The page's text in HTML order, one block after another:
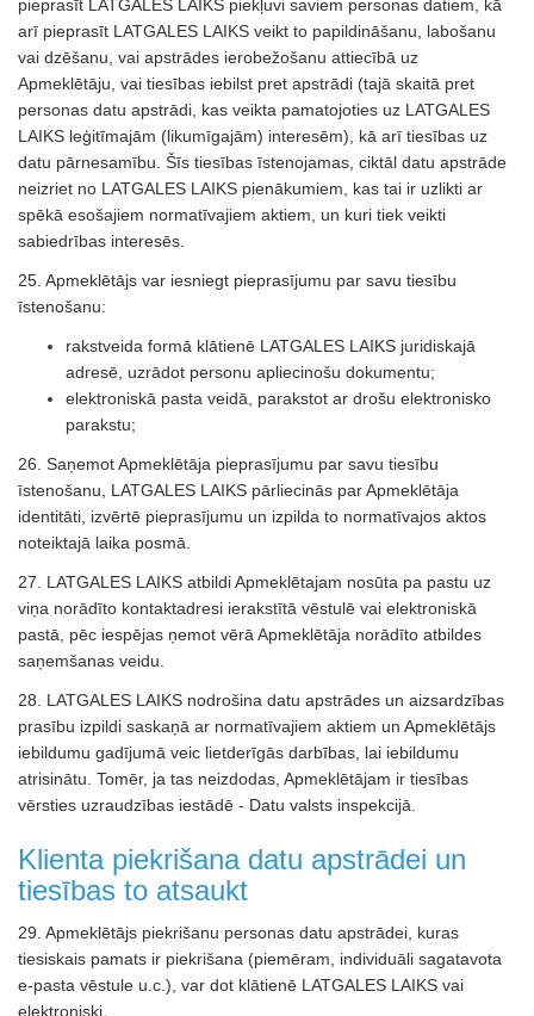
pieprasīt LATGALES LAIKS piekļuvi saviem personas datiem, kā
arī pieprasīt LATGALES LAIKS veikt to papildināšanu, labošanu
vai dzēšanu, vai apstrādes ierobežošanu attiecībā uz
Apmeklētāju, vai tiesības iebilst pret apstrādi (tajā skaitā pret
personas datu apstrādi, kas veikta pamatojoties uz LATGALES
LAIKS leģitīmajām (likumīgajām) interesēm), kā arī tiesības uz
datu pārnesamību. Šīs tiesības īstenojamas, ciktāl datu apstrāde
neizriet no LATGALES LAIKS pienākumiem, kas tai ir uzlikti ar
spēkā esošajiem normatīvajiem aktiem, un kuri tiek veikti
sabiedrības interesēs.
25. Apmeklētājs var iesniegt pieprasījumu par savu tiesību
īstenošanu:
rakstveida formā klātienē LATGALES LAIKS juridiskajā
adresē, uzrādot personu apliecinošu dokumentu;
elektroniskā pasta veidā, parakstot ar drošu elektronisko
parakstu;
26. Saņemot Apmeklētāja pieprasījumu par savu tiesību
īstenošanu, LATGALES LAIKS pārliecinās par Apmeklētāja
identitāti, izvērtē pieprasījumu un izpilda to normatīvajos aktos
noteiktajā laika posmā.
27. LATGALES LAIKS atbildi Apmeklētajam nosūta pa pastu uz
viņa norādīto kontaktadresi ierakstītā vēstulē vai elektroniskā
pastā, pēc iespējas ņemot vērā Apmeklētāja norādīto atbildes
saņemšanas veidu.
28. LATGALES LAIKS nodrošina datu apstrādes un aizsardzības
prasību izpildi saskaņā ar normatīvajiem aktiem un Apmeklētājs
iebildumu gadījumā veic lietderīgās darbības, lai iebildumu
atrisinātu. Tomēr, ja tas neizdodas, Apmeklētājam ir tiesības
vērsties uzraudzības iestādē - Datu valsts inspekcijā.
Klienta piekrišana datu apstrādei un
tiesības to atsaukt
29. Apmeklētājs piekrišanu personas datu apstrādei, kuras
tiesiskais pamats ir piekrišana (piemēram, individuāli sagatavota
e-pasta vēstule u.c.), var dot klātienē LATGALES LAIKS vai
elektroniski.